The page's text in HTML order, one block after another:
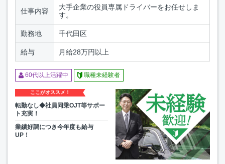
仕事内容
大手企業の役員専属ドライバーをお任せしま
す。
勤務地 千代田区
給与 月給28万円以上
60代以上活躍中 職種未経験者
ここがオススメ！
転勤なし◆社員同乗OJT等サポー
ト充実！
業績好調につき今年度も給与
UP！